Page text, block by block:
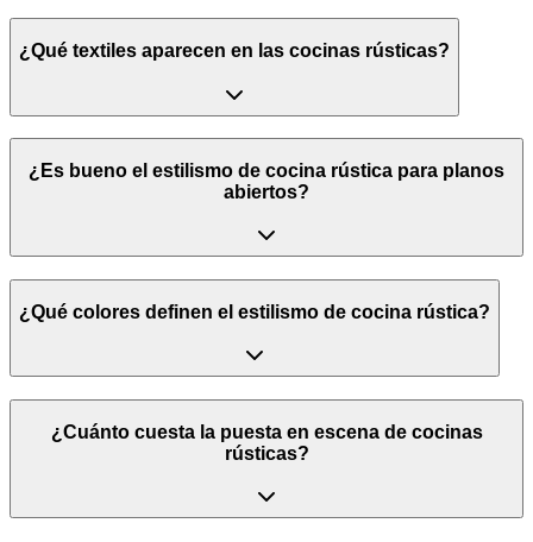
¿Qué textiles aparecen en las cocinas rústicas?
¿Es bueno el estilismo de cocina rústica para planos
abiertos?
¿Qué colores definen el estilismo de cocina rústica?
¿Cuánto cuesta la puesta en escena de cocinas
rústicas?